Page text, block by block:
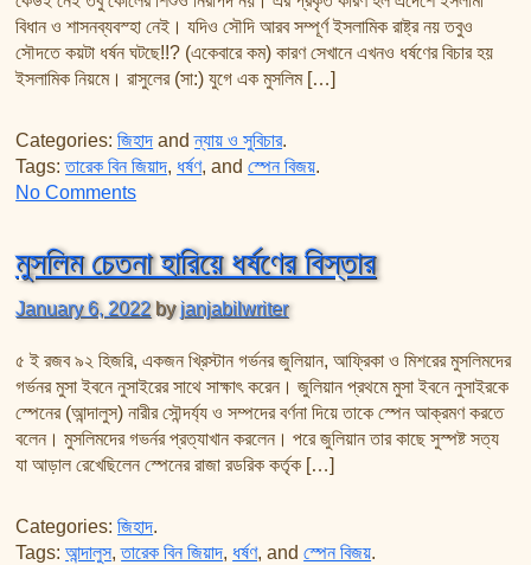
শায়খ আহমদ মুসা জিবরীলের বই সমূহ
বিধান ও শাসনব্যবস্হা নেই। যদিও সৌদি আরব সম্পূর্ণ ইসলামিক রাষ্ট্র নয় তবুও
সৌদতে কয়টা ধর্ষন ঘটছে!!? (একেবারে কম) কারণ সেখানে এখনও ধর্ষণের বিচার হয়
ইসলামিক নিয়মে। রাসুলের (সা:) যুগে এক মুসলিম […]
Categories: জিহাদ andন্যায় ও সুবিচার.
Tags: তারেক বিন জিয়াদ, ধর্ষণ, andস্পেন বিজয়.
No Commentson ধর্ষণ ও ইসলামে নারীর মর্যাদা
মুসলিম চেতনা হারিয়ে ধর্ষণের বিস্তার
January 6, 2022 byjanjabilwriter
৫ ই রজব ৯২ হিজরি, একজন খ্রিস্টান গর্ভনর জুলিয়ান, আফ্রিকা ও মিশরের মুসলিমদের
গর্ভনর মুসা ইবনে নুসাইরের সাথে সাক্ষাৎ করেন। জুলিয়ান প্রথমে মুসা ইবনে নুসাইরকে
স্পেনের (আন্দালুস) নারীর সৌন্দর্য্য ও সম্পদের বর্ণনা দিয়ে তাকে স্পেন আক্রমণ করতে
বলেন। মুসলিমদের গভর্নর প্রত্যাখান করলেন। পরে জুলিয়ান তার কাছে সুস্পষ্ট সত্য
যা আড়াল রেখেছিলেন স্পেনের রাজা রডরিক কর্তৃক […]
Categories: জিহাদ.
Tags: আন্দালুস,তারেক বিন জিয়াদ, ধর্ষণ, andস্পেন বিজয়.